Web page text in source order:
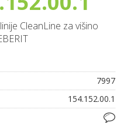
CleanLine za višino
7997
154.152.00.1